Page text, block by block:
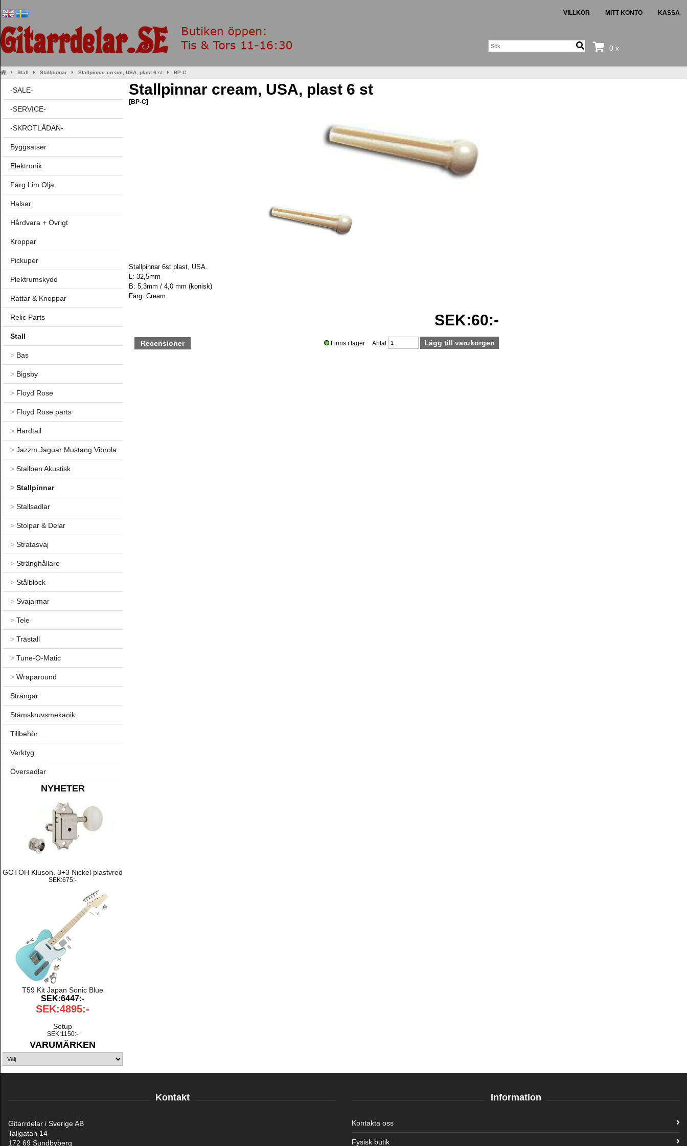
VILLKOR MITT KONTO KASSA
0 x
Stall Stallpinnar Stallpinnar cream, USA, plast 6 st BP-C
-SALE-
-SERVICE-
-SKROTLÅDAN-
Byggsatser
Elektronik
Färg Lim Olja
Halsar
Hårdvara + Övrigt
Kroppar
Pickuper
Plektrumskydd
Rattar & Knoppar
Relic Parts
Stall
> Bas
> Bigsby
> Floyd Rose
> Floyd Rose parts
> Hardtail
> Jazzm Jaguar Mustang Vibrola
> Stallben Akustisk
> Stallpinnar
> Stallsadlar
> Stolpar & Delar
> Stratasvaj
> Stränghållare
> Stålblock
> Svajarmar
> Tele
> Trästall
> Tune-O-Matic
> Wraparound
Strängar
Stämskruvsmekanik
Tillbehör
Verktyg
Översadlar
NYHETER
GOTOH Kluson. 3+3 Nickel plastvred
SEK:675:-
T59 Kit Japan Sonic Blue
SEK:6447:-
SEK:4895:-
Setup
SEK:1150:-
VARUMÄRKEN
Stallpinnar cream, USA, plast 6 st
[BP-C]
Stallpinnar 6st plast, USA.
L: 32,5mm
B: 5,3mm / 4,0 mm (konisk)
Färg: Cream
Recensioner
SEK:60:-
Finns i lager Antal:
Kontakt
Gitarrdelar i Sverige AB
Tallgatan 14
172 69 Sundbyberg
Information
Kontakta oss
Fysisk butik